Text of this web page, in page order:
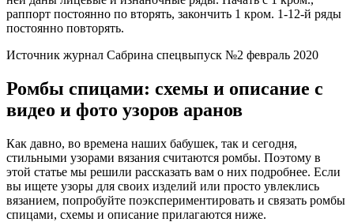
раппорт постоянно по вторять, закончить 1 кром. 1-12-й ряды
постоянно повторять.
Источник журнал Сабрина спецвыпуск №2 февраль 2020
Ромбы спицами: схемы и описание с
видео и фото узоров аранов
Как давно, во времена наших бабушек, так и сегодня,
стильными узорами вязания считаются ромбы. Поэтому в
этой статье мы решили рассказать вам о них подробнее. Если
вы ищете узоры для своих изделий или просто увлеклись
вязанием, попробуйте поэкспериментировать и связать ромбы
спицами, схемы и описание прилагаются ниже.